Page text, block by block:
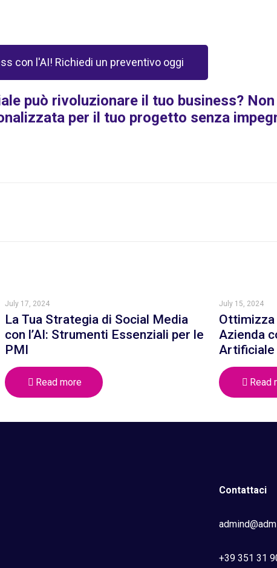
con l'AI! Richiedi un preventivo oggi
può rivoluzionare il tuo business?
per il tuo progetto senza
July 17, 2024
La Tua Strategia di Social Media
con l’AI: Strumenti Essenziali per le
PMI
Read more
July 15, 2024
Ottimizza
Azienda
Artificiale
Read
Contattaci
+39 351 31